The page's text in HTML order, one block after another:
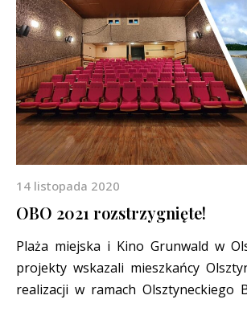
14 listopada 2020
OBO 2021 rozstrzygnięte!
Plaża miejska i Kino Grunwald w
projekty wskazali mieszkańcy
realizacji w ramach Olsztyneckiego